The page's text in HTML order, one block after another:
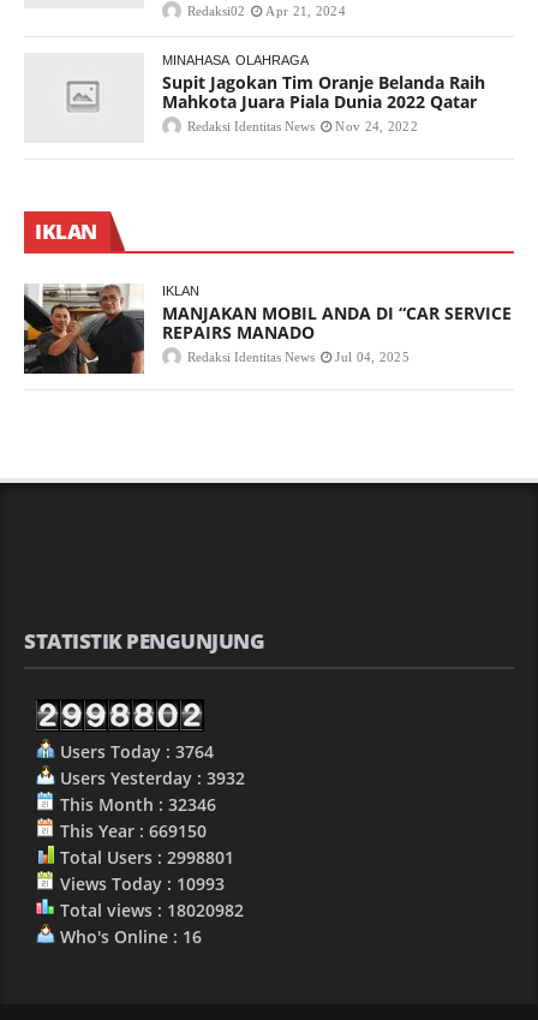
Redaksi02 Apr 21, 2024
MINAHASA OLAHRAGA
Supit Jagokan Tim Oranje Belanda Raih
Mahkota Juara Piala Dunia 2022 Qatar
Redaksi Identitas News Nov 24, 2022
IKLAN
IKLAN
MANJAKAN MOBIL ANDA DI “CAR SERVICE
REPAIRS MANADO
Redaksi Identitas News Jul 04, 2025
STATISTIK PENGUNJUNG
Users Today : 3764
Users Yesterday : 3932
This Month : 32346
This Year : 669150
Total Users : 2998801
Views Today : 10993
Total views : 18020982
Who's Online : 16